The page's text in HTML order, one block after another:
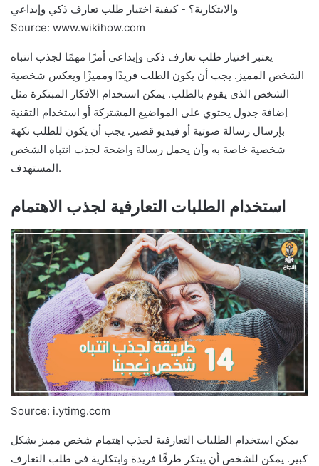
Source: www.wikihow.com
يعتبر اختيار طلب تعارف ذكي وإبداعي أمرًا مهمًا لجذب انتباه
الشخص المميز. يجب أن يكون الطلب فريدًا ومميزًا ويعكس شخصية
الشخص الذي يقوم بالطلب. يمكن استخدام الأفكار المبتكرة مثل
إضافة جدول يحتوي على المواضيع المشتركة أو استخدام التقنية
بإرسال رسالة صوتية أو فيديو قصير. يجب أن يكون للطلب نكهة
شخصية خاصة به وأن يحمل رسالة واضحة لجذب انتباه الشخص
المستهدف.
استخدام الطلبات التعارفية لجذب الاهتمام
Source: i.ytimg.com
يمكن استخدام الطلبات التعارفية لجذب اهتمام شخص مميز بشكل
كبير. يمكن للشخص أن يبتكر طرقًا فريدة وابتكارية في طلب التعارف